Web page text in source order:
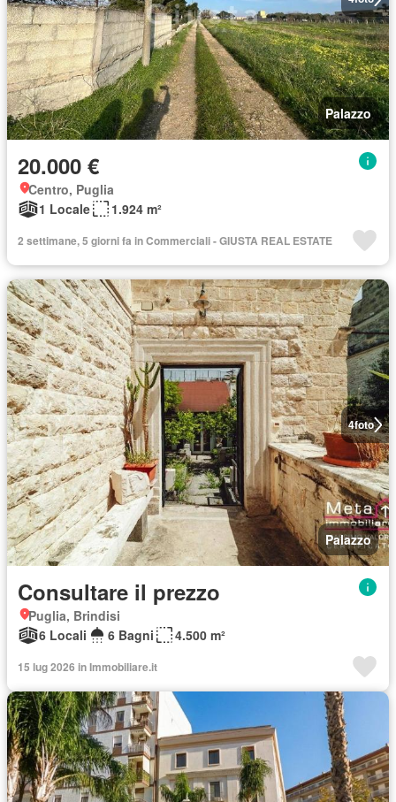
Palazzo
20.000 €
Centro, Puglia
1 Locale
1.924 m²
2 settimane, 5 giorni fa in Commerciali - GIUSTA REAL ESTATE
4foto
Palazzo
Consultare il prezzo
Puglia, Brindisi
6 Locali
6 Bagni 4.500 m²
15 lug 2026 in Immobiliare.it